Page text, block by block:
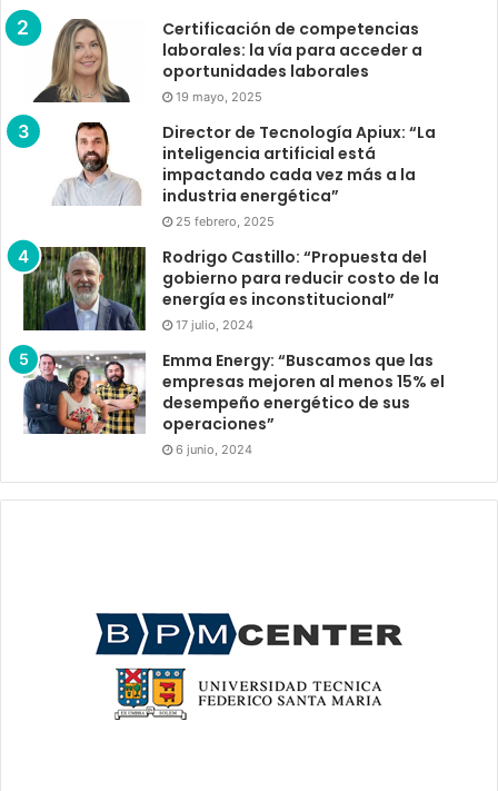
Certificación de competencias
laborales: la vía para acceder a
oportunidades laborales
19 mayo, 2025
Director de Tecnología Apiux: “La
inteligencia artificial está
impactando cada vez más a la
industria energética”
25 febrero, 2025
Rodrigo Castillo: “Propuesta del
gobierno para reducir costo de la
energía es inconstitucional”
17 julio, 2024
Emma Energy: “Buscamos que las
empresas mejoren al menos 15% el
desempeño energético de sus
operaciones”
6 junio, 2024